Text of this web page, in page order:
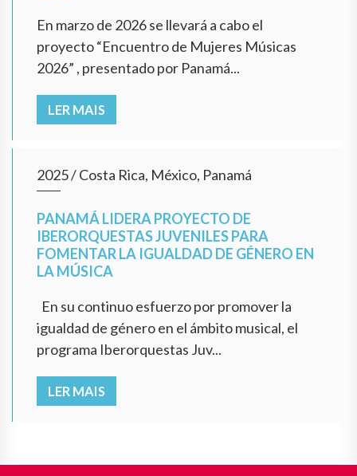
En marzo de 2026 se llevará a cabo el
proyecto “Encuentro de Mujeres Músicas
2026” , presentado por Panamá...
LER MAIS
2025/Costa Rica, México, Panamá
PANAMÁ LIDERA PROYECTO DE
IBERORQUESTAS JUVENILES PARA
FOMENTAR LA IGUALDAD DE GÉNERO EN
LA MÚSICA
En su continuo esfuerzo por promover la
igualdad de género en el ámbito musical, el
programa Iberorquestas Juv...
LER MAIS